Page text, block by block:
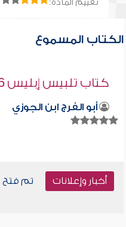
تقييم المادة:
الكتاب المسموع
كتاب تلبيس إبليس 46
أبو الفرج ابن الجوزي
أخبار وإعلانات
تم فتح